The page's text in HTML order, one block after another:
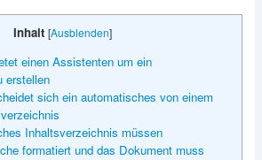
Inhalt [Ausblenden]
einen Assistenten um ein
erstellen
sich ein automatisches von einem
Inhaltsverzeichnis müssen
formatiert und das Dokument muss